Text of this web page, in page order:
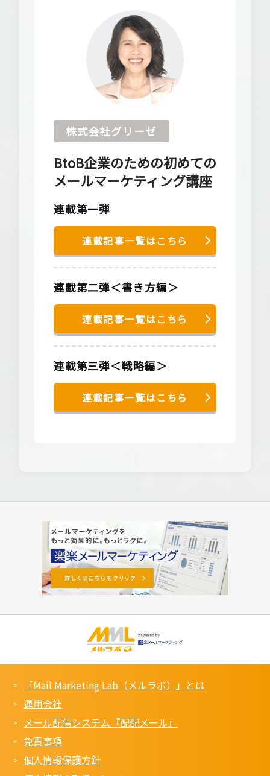
株式会社グリーゼ
BtoB企業のための初めての
メールマーケティング講座
連載第一弾
連載記事一覧はこちら
連載第二弾＜書き方編＞
連載記事一覧はこちら
連載第三弾＜戦略編＞
連載記事一覧はこちら
「Mail Marketing Lab（メルラボ）」とは
運用会社
メール配信システム『配配メール』
免責事項
個人情報保護方針